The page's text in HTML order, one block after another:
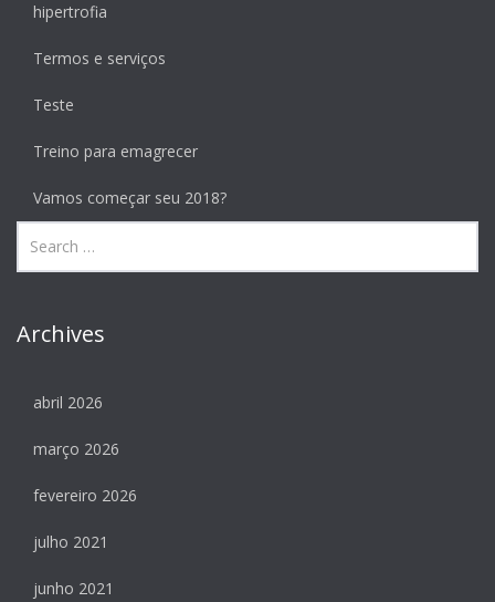
hipertrofia
Termos e serviços
Teste
Treino para emagrecer
Vamos começar seu 2018?
Archives
abril 2026
março 2026
fevereiro 2026
julho 2021
junho 2021